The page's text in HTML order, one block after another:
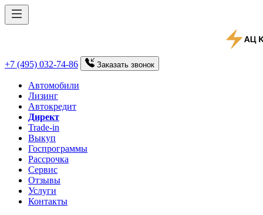
+7 (495) 032-74-86 Заказать звонок
Автомобили
Лизинг
Автокредит
Директ
Trade-in
Выкуп
Госпрограммы
Рассрочка
Сервис
Отзывы
Услуги
Контакты